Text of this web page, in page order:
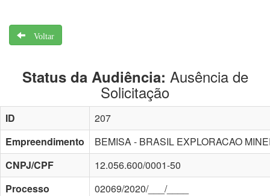
Voltar
Status da Audiência: Ausência de
Solicitação
ID
207
Empreendimento
BEMISA - BRASIL EXPLORACAO
CNPJ/CPF
12.056.600/0001-50
Processo
02069/2020/___/____